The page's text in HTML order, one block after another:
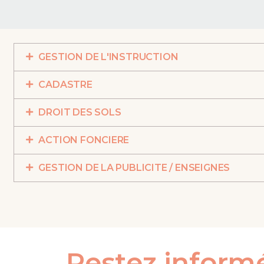
GESTION DE L'INSTRUCTION
CADASTRE
DROIT DES SOLS
ACTION FONCIERE
GESTION DE LA PUBLICITE / ENSEIGNES